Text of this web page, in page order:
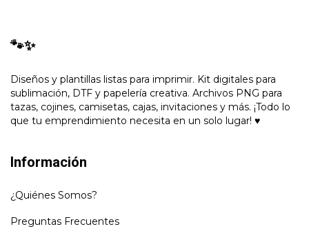
🐾✨
Diseños y plantillas listas para imprimir. Kit digitales para
sublimación, DTF y papelería creativa. Archivos PNG para
tazas, cojines, camisetas, cajas, invitaciones y más. ¡Todo lo
que tu emprendimiento necesita en un solo lugar! ♥
Información
¿Quiénes Somos?
Preguntas Frecuentes